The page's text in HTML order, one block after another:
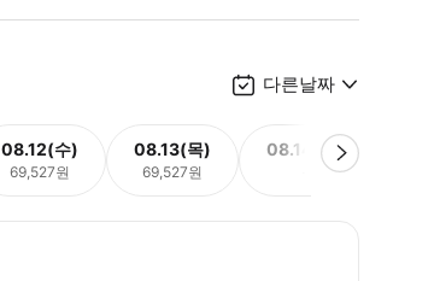
다른날짜
08.12(수)
69,527원
08.13(목)
69,527원
08.14(금)